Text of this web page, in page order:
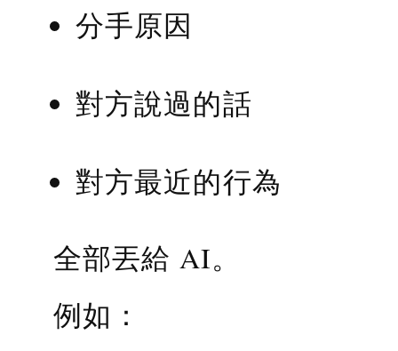
分手原因
對方說過的話
對方最近的行為
全部丟給 AI。
例如：